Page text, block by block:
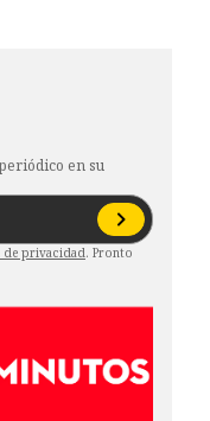
en su
de privacidad. Pronto